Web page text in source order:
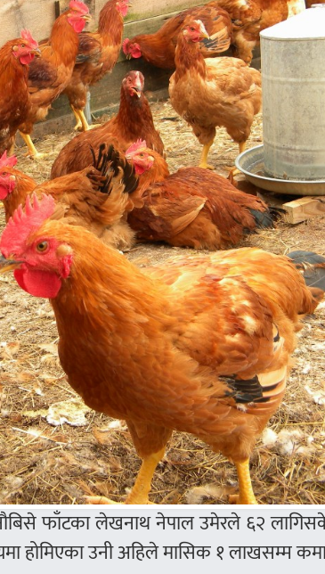
फाँटका लेखनाथ नेपाल उमेरले ६२
होमिएका उनी अहिले मासिक १ लाखसम्म